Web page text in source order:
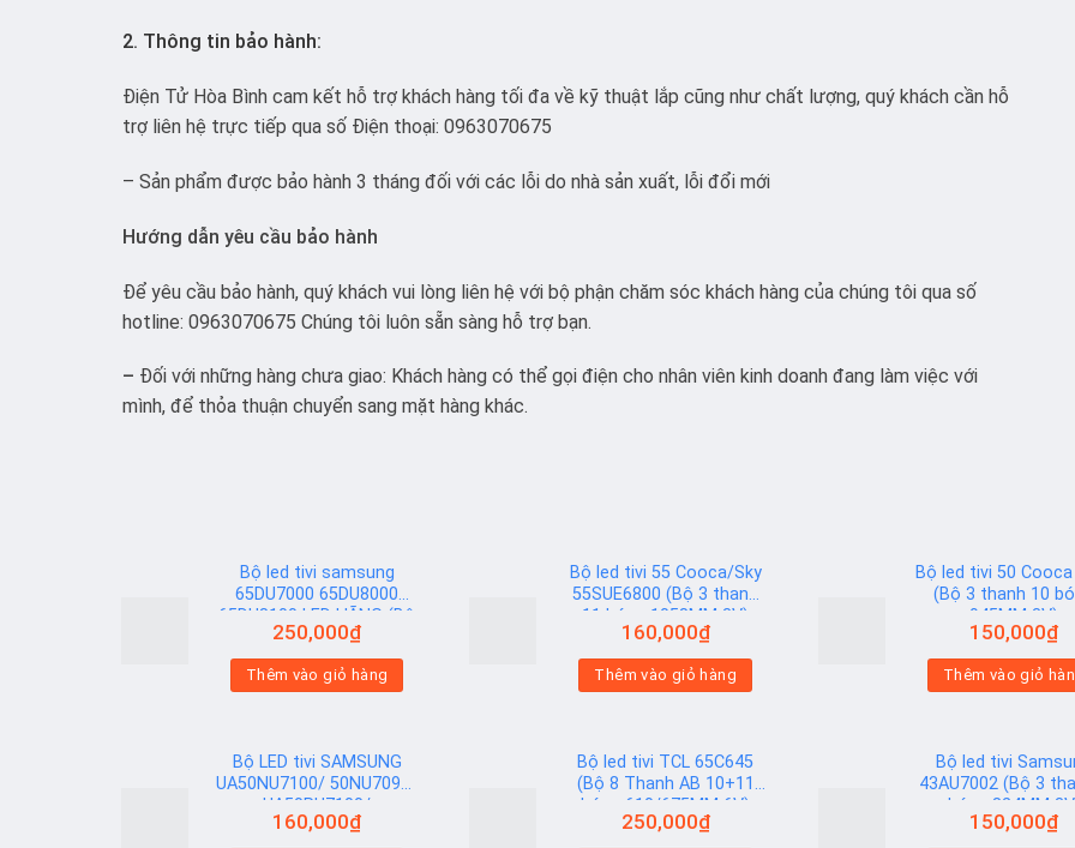
2. Thông tin bảo hành:
Điện Tử Hòa Bình cam kết hỗ trợ khách hàng tối đa về kỹ thuật lắp cũng như chất lượng, quý khách cần hỗ
trợ liên hệ trực tiếp qua số Điện thoại: 0963070675
– Sản phẩm được bảo hành 3 tháng đối với các lỗi do nhà sản xuất, lỗi đổi mới
Hướng dẫn yêu cầu bảo hành
Để yêu cầu bảo hành, quý khách vui lòng liên hệ với bộ phận chăm sóc khách hàng của chúng tôi qua số
hotline: 0963070675 Chúng tôi luôn sẵn sàng hỗ trợ bạn.
– Đối với những hàng chưa giao: Khách hàng có thể gọi điện cho nhân viên kinh doanh đang làm việc với
mình, để thỏa thuận chuyển sang mặt hàng khác.
Bộ led tivi samsung
65DU7000 65DU8000
65DU8100 LED HÃNG (Bộ
6 Thanh AB)
250,000₫
Thêm vào giỏ hàng
Bộ led tivi 55 Cooca/Sky
55SUE6800 (Bộ 3 thanh
11 bóng 1058MM 3V)
160,000₫
Thêm vào giỏ hàng
Bộ led tivi 50
(Bộ 3 thanh 10
945MM 3V)
150,000₫
Thêm vào giỏ
Bộ LED tivi SAMSUNG
UA50NU7100/ 50NU7090/
UA50RU7100/
UA50RU7200/
160,000₫
Bộ led tivi TCL 65C645
(Bộ 8 Thanh AB 10+11
bóng 610/675MM 6V)
250,000₫
Bộ led tivi
43AU7002 (Bộ 3
bóng 824MM
150,000₫